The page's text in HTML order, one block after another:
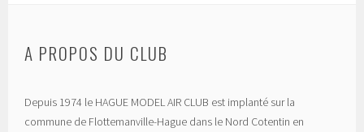
A PROPOS DU CLUB
Depuis 1974 le HAGUE MODEL AIR CLUB est implanté sur la
commune de Flottemanville-Hague dans le Nord Cotentin en